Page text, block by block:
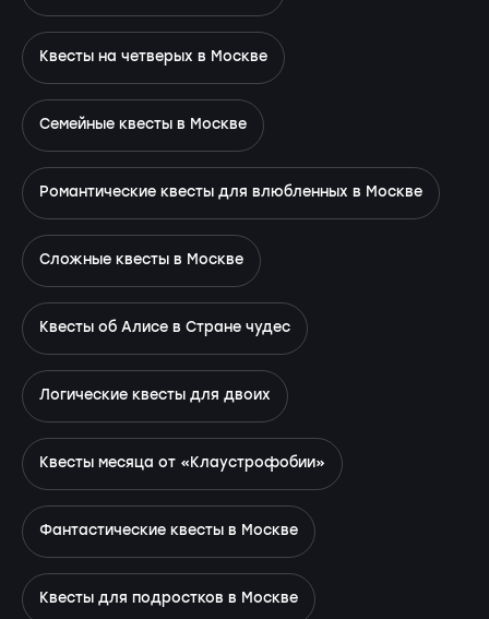
Квесты на четверых в Москве
Семейные квесты в Москве
Романтические квесты для влюбленных в Москве
Сложные квесты в Москве
Квесты об Алисе в Стране чудес
Логические квесты для двоих
Квесты месяца от «Клаустрофобии»
Фантастические квесты в Москве
Квесты для подростков в Москве